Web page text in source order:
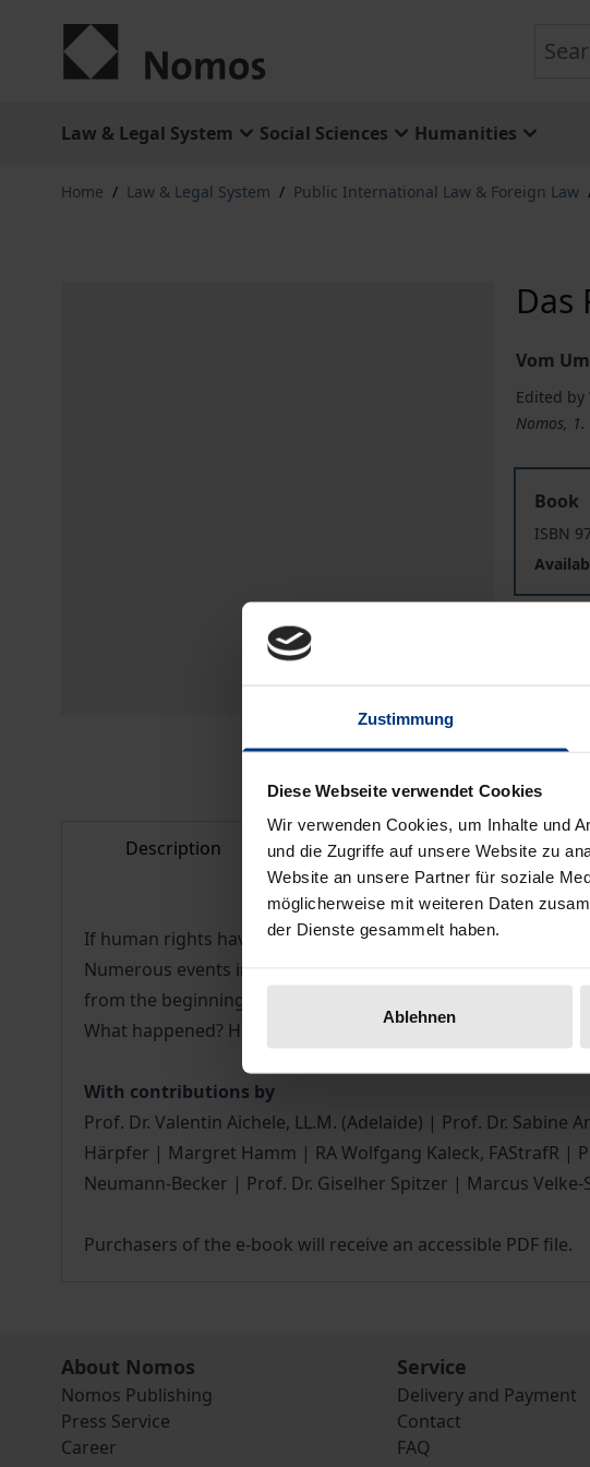
Zustimmung
Diese Webseite verwendet Cookies
Wir verwenden Cookies, um Inhalte und
und die Zugriffe auf unsere Website zu
Website an unsere Partner für soziale
möglicherweise mit weiteren Daten
der Dienste gesammelt haben.
Ablehnen
Law & Legal System Social Sciences Humanities
Home / Law & Legal System / Public International Law & Foreign Law
Das
Vom
Edited by
Nomos,
Book
ISBN
Prices
Description Bibliographical data
If human rights have been grossly and systematically
Numerous events in German history are associated with
from the beginning of the 19th century to the present day.
What happened? How did the refurbishment process come
With contributions by
Prof. Dr. Valentin Aichele, LL.M. (Adelaide) | Prof. Dr.
Härpfer | Margret Hamm | RA Wolfgang Kaleck, FAStrafR |
Neumann-Becker | Prof. Dr. Giselher Spitzer | Marcus
Purchasers of the e-book will receive an accessible PDF file.
About Nomos
Nomos Publishing
Press Service
Career
Service
Delivery and Payment
Contact
FAQ